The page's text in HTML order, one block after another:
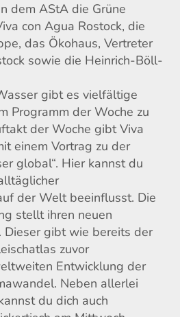
dem AStA die Grüne
con Agua Rostock, die
das Ökohaus, Vertreter
sowie die Heinrich-Böll-
gibt es vielfältige
Programm der Woche zu
der Woche gibt Viva
einem Vortrag zu der
global“. Hier kannst du
der Welt beeinflusst. Die
stellt ihren neuen
Dieser gibt wie bereits der
zuvor
Entwicklung der
Neben allerlei
du dich auch